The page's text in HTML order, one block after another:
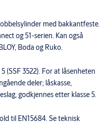
med bakkantfeste.
og 51-serien. Kan også
Boda og Ruko.
(SSF 3522). For at låsenheten
deler; låskasse,
godkjennes etter klasse 5.
til EN15684. Se teknisk